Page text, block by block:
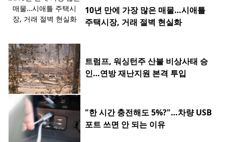
10년 만에 가장 많은 매물…시애틀
주택시장, 거래 절벽 현실화
트럼프, 워싱턴주 산불 비상사태 승
인…연방 재난지원 본격 투입
"한 시간 충전해도 5%?"…차량 USB
포트 쓰면 안 되는 이유